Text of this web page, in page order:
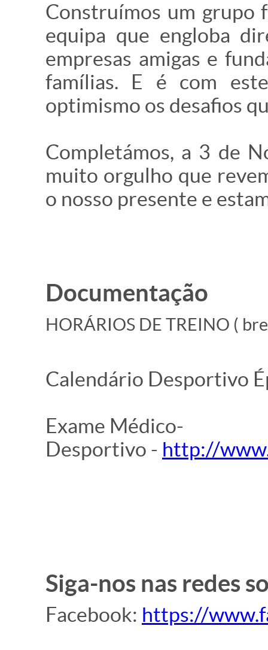
Construímos um grupo
equipa que engloba
empresas amigas e
famílias. E é com
optimismo os desafios
Completámos, a 3 de
muito orgulho que
o nosso presente e
Documentação
HORÁRIOS DE TREINO (
Calendário Desportivo
Exame Médico-
Desportivo - http://
Siga-nos nas redes
Facebook: https://